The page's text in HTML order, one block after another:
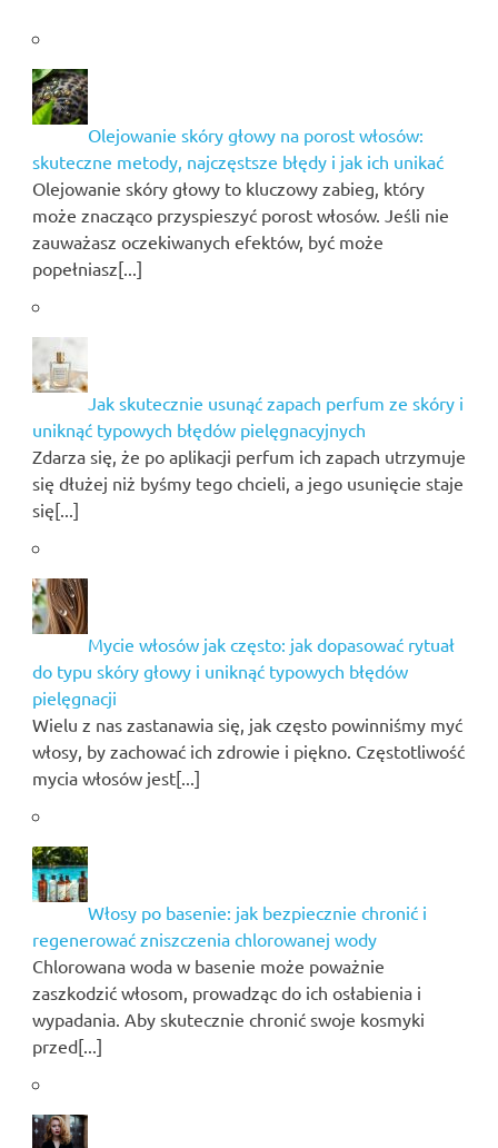
Olejowanie skóry głowy na porost włosów:
skuteczne metody, najczęstsze błędy i jak ich unikać
Olejowanie skóry głowy to kluczowy zabieg, który
może znacząco przyspieszyć porost włosów. Jeśli nie
zauważasz oczekiwanych efektów, być może
popełniasz[...]
Jak skutecznie usunąć zapach perfum ze skóry i
uniknąć typowych błędów pielęgnacyjnych
Zdarza się, że po aplikacji perfum ich zapach utrzymuje
się dłużej niż byśmy tego chcieli, a jego usunięcie staje
się[...]
Mycie włosów jak często: jak dopasować rytuał
do typu skóry głowy i uniknąć typowych błędów
pielęgnacji
Wielu z nas zastanawia się, jak często powinniśmy myć
włosy, by zachować ich zdrowie i piękno. Częstotliwość
mycia włosów jest[...]
Włosy po basenie: jak bezpiecznie chronić i
regenerować zniszczenia chlorowanej wody
Chlorowana woda w basenie może poważnie
zaszkodzić włosom, prowadząc do ich osłabienia i
wypadania. Aby skutecznie chronić swoje kosmyki
przed[...]